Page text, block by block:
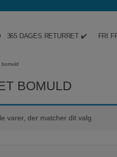
365 DAGES RETURRET ✔️ FRI
BOMULD
varer, der matcher dit valg.